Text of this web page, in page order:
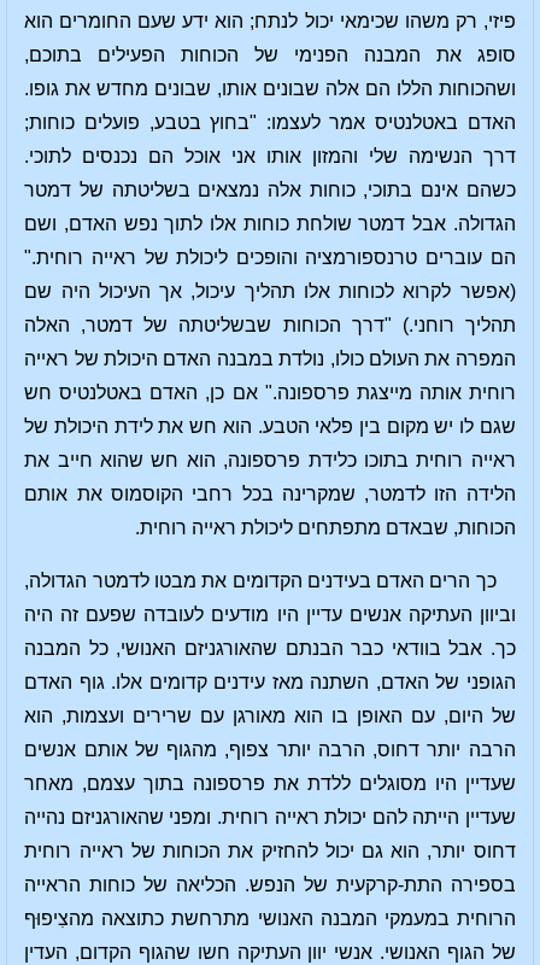
פיזי, רק משהו שכימאי יכול לנתח; הוא ידע שעם החומרים הוא
סופג את המבנה הפנימי של הכוחות הפעילים בתוכם,
ושהכוחות הללו הם אלה שבונים אותו, שבונים מחדש את גופו.
האדם באטלנטיס אמר לעצמו: "בחוץ בטבע, פועלים כוחות;
דרך הנשימה שלי והמזון אותו אני אוכל הם נכנסים לתוכי.
כשהם אינם בתוכי, כוחות אלה נמצאים בשליטתה של דמטר
הגדולה. אבל דמטר שולחת כוחות אלו לתוך נפש האדם, ושם
הם עוברים טרנספורמציה והופכים ליכולת של ראייה רוחית."
(אפשר לקרוא לכוחות אלו תהליך עיכול, אך העיכול היה שם
תהליך רוחני.) "דרך הכוחות שבשליטתה של דמטר, האלה
המפרה את העולם כולו, נולדת במבנה האדם היכולת של ראייה
רוחית אותה מייצגת פרספונה." אם כן, האדם באטלנטיס חש
שגם לו יש מקום בין פלאי הטבע. הוא חש את לידת היכולת של
ראייה רוחית בתוכו כלידת פרספונה, הוא חש שהוא חייב את
הלידה הזו לדמטר, שמקרינה בכל רחבי הקוסמוס את אותם
הכוחות, שבאדם מתפתחים ליכולת ראייה רוחית.
כך הרים האדם בעידנים הקדומים את מבטו לדמטר הגדולה,
וביוון העתיקה אנשים עדיין היו מודעים לעובדה שפעם זה היה
כך. אבל בוודאי כבר הבנתם שהאורגניזם האנושי, כל המבנה
הגופני של האדם, השתנה מאז עידנים קדומים אלו. גוף האדם
של היום, עם האופן בו הוא מאורגן עם שרירים ועצמות, הוא
הרבה יותר דחוס, הרבה יותר צפוף, מהגוף של אותם אנשים
שעדיין היו מסוגלים ללדת את פרספונה בתוך עצמם, מאחר
שעדיין הייתה להם יכולת ראייה רוחית. ומפני שהאורגניזם נהייה
דחוס יותר, הוא גם יכול להחזיק את הכוחות של ראייה רוחית
בספירה התת-קרקעית של הנפש. הכליאה של כוחות הראייה
הרוחית במעמקי המבנה האנושי מתרחשת כתוצאה מהצִיפוּף
של הגוף האנושי. אנשי יוון העתיקה חשו שהגוף הקדום, העדין